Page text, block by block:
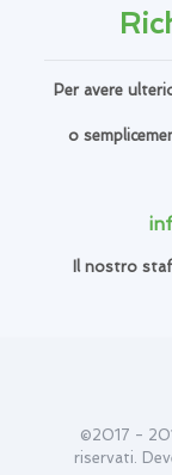
Per avere
o
Il nostro
©2017 -
riservati.